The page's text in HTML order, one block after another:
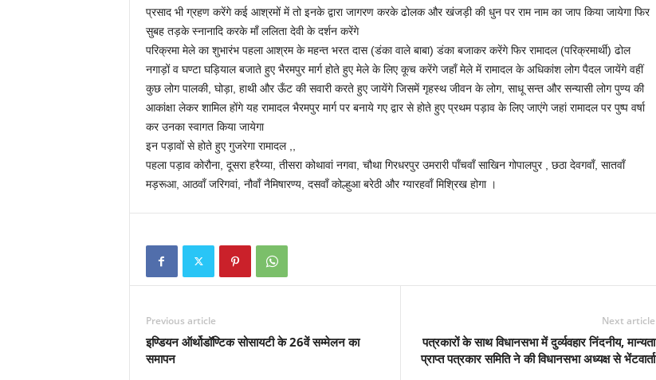
प्रसाद भी ग्रहण करेंगे कई आश्रमों में तो इनके द्वारा जागरण करके ढोलक और खंजड़ी की धुन पर राम नाम का जाप किया जायेगा फिर
सुबह तड़के स्नानादि करके माँ ललिता देवी के दर्शन करेंगे
परिक्रमा मेले का शुभारंभ पहला आश्रम के महन्त भरत दास (डंका वाले बाबा) डंका बजाकर करेंगे फिर रामादल (परिक्रमार्थी) ढोल
नगाड़ों व घण्टा घड़ियाल बजाते हुए भैरमपुर मार्ग होते हुए मेले के लिए कूच करेंगे जहाँ मेले में रामादल के अधिकांश लोग पैदल जायेंगे वहीं
कुछ लोग पालकी, घोड़ा, हाथी और ऊँट की सवारी करते हुए जायेंगे जिसमें गृहस्थ जीवन के लोग, साधू सन्त और सन्यासी लोग पुण्य की
आकांक्षा लेकर शामिल होंगे यह रामादल भैरमपुर मार्ग पर बनाये गए द्वार से होते हुए प्रथम पड़ाव के लिए जाएंगे जहां रामादल पर पुष्प वर्षा
कर उनका स्वागत किया जायेगा
इन पड़ावों से होते हुए गुजरेगा रामादल ,,
पहला पड़ाव कोरौना, दूसरा हरैय्या, तीसरा कोथावां नगवा, चौथा गिरधरपुर उमरारी पाँचवाँ साखिन गोपालपुर , छठा देवगवाँ, सातवाँ
मड़रूआ, आठवाँ जरिगवां, नौवाँ नैमिषारण्य, दसवाँ कोल्हुआ बरेठी और ग्यारहवाँ मिश्रिख होगा ।
Previous article
इण्डियन ऑर्थोडॉण्टिक सोसायटी के 26वें सम्मेलन का
समापन
Next article
पत्रकारों के साथ विधानसभा में दुर्व्यवहार निंदनीय, मान्यता
प्राप्त पत्रकार समिति ने की विधानसभा अध्यक्ष से भेंटवार्ता